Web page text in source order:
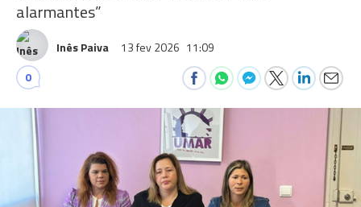
alarmantes”
Inês Paiva 13 fev 2026 11:09
0